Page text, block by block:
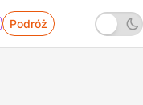
Podróż